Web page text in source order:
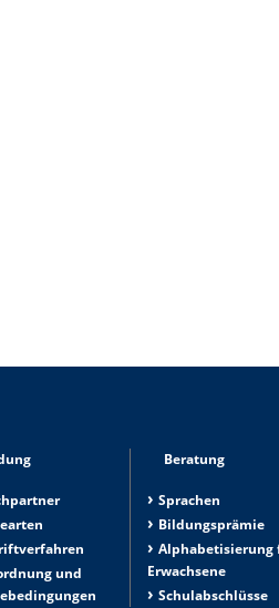
und
Beratung
Sprachen
Bildungsprämie
Alphabetisierung
Erwachsene
Schulabschlüsse